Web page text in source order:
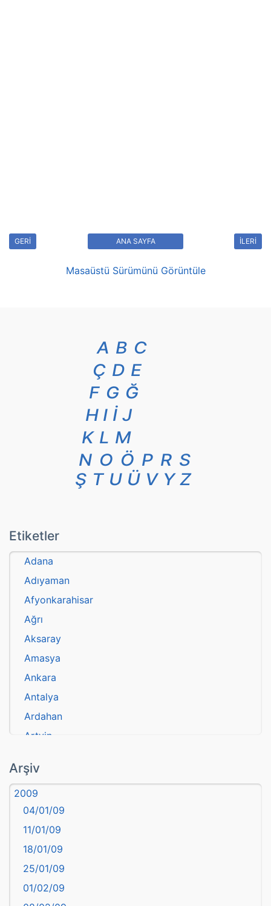
GERİ İLERİ
ANA SAYFA
Masaüstü Sürümünü Görüntüle
A B C
Ç D E
F G Ğ
H I İ J
K L M
N O Ö P R S
Ş T U Ü V Y Z
Etiketler
Adana
Adıyaman
Afyonkarahisar
Ağrı
Aksaray
Amasya
Ankara
Antalya
Ardahan
Artvin
Aydın
Balıkesir
Bartın
başkentler
Batman
Bayburt
Bilecik
Arşiv
2009
04/01/09
11/01/09
18/01/09
25/01/09
01/02/09